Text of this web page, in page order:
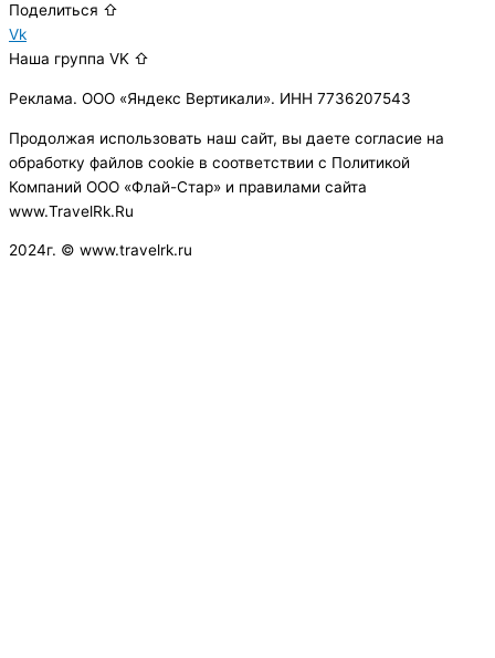
Поделиться ⇧
Vk
Наша группа VK ⇧
Реклама. ООО «Яндекс Вертикали». ИНН 7736207543
Продолжая использовать наш сайт, вы даете согласие на
обработку файлов cookie в соответствии с Политикой
Компаний ООО «Флай-Стар» и правилами сайта
www.TravelRk.Ru
2024г. © www.travelrk.ru